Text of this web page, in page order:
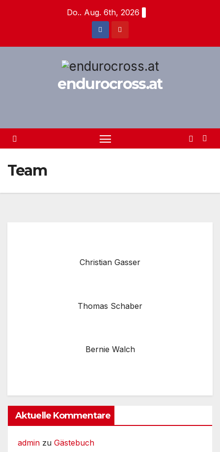
Do.. Aug. 6th, 2026
endurocross.at
Team
Christian Gasser
Thomas Schaber
Bernie Walch
Aktuelle Kommentare
admin zu Gästebuch